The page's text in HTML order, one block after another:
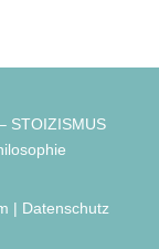
STOIZISMUS
| Datenschutz